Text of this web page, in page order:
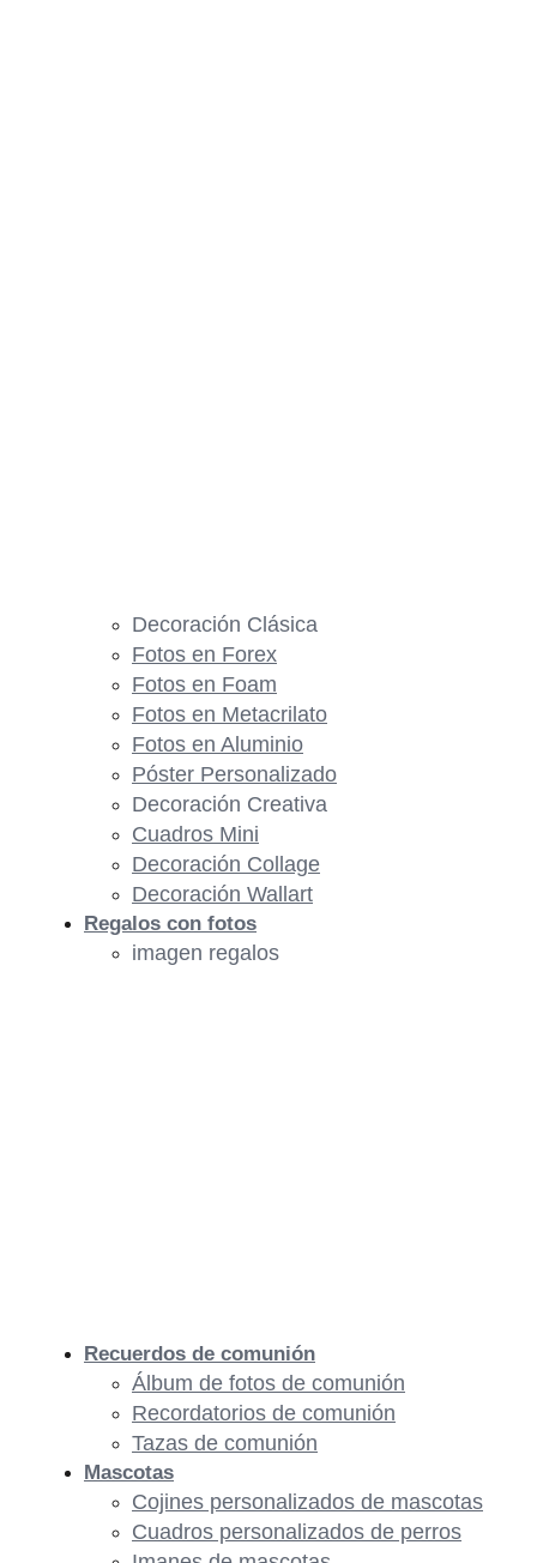
Decoración Clásica
Fotos en Forex
Fotos en Foam
Fotos en Metacrilato
Fotos en Aluminio
Póster Personalizado
Decoración Creativa
Cuadros Mini
Decoración Collage
Decoración Wallart
Regalos con fotos
imagen regalos
Recuerdos de comunión
Álbum de fotos de comunión
Recordatorios de comunión
Tazas de comunión
Mascotas
Cojines personalizados de mascotas
Cuadros personalizados de perros